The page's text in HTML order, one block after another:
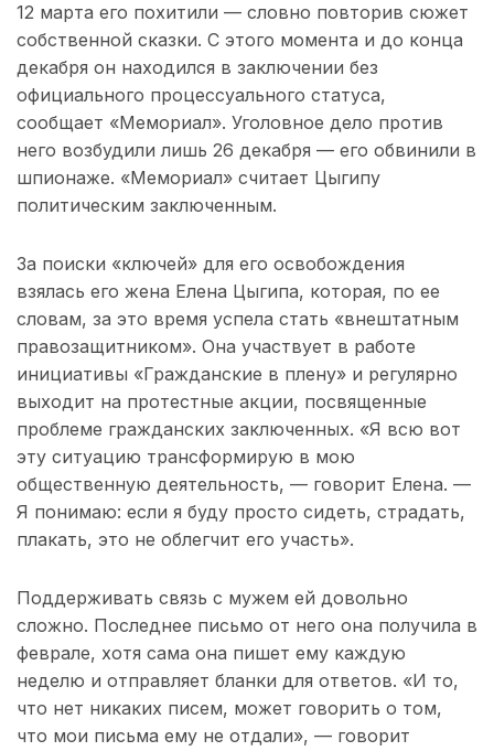
12 марта его похитили — словно повторив сюжет
собственной сказки. С этого момента и до конца
декабря он находился в заключении без
официального процессуального статуса,
сообщает «Мемориал». Уголовное дело против
него возбудили лишь 26 декабря — его обвинили в
шпионаже. «Мемориал» считает Цыгипу
политическим заключенным.
За поиски «ключей» для его освобождения
взялась его жена Елена Цыгипа, которая, по ее
словам, за это время успела стать «внештатным
правозащитником». Она участвует в работе
инициативы «Гражданские в плену» и регулярно
выходит на протестные акции, посвященные
проблеме гражданских заключенных. «Я всю вот
эту ситуацию трансформирую в мою
общественную деятельность, — говорит Елена. —
Я понимаю: если я буду просто сидеть, страдать,
плакать, это не облегчит его участь».
Поддерживать связь с мужем ей довольно
сложно. Последнее письмо от него она получила в
феврале, хотя сама она пишет ему каждую
неделю и отправляет бланки для ответов. «И то,
что нет никаких писем, может говорить о том,
что мои письма ему не отдали», — говорит